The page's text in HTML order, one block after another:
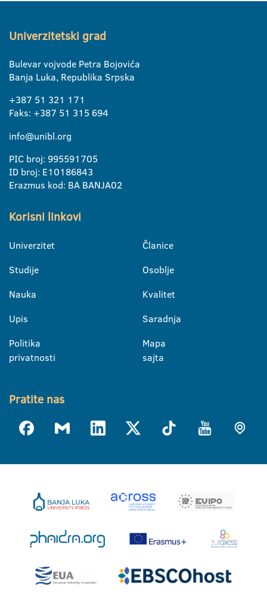
Univerzitetski grad
Bulevar vojvode Petra Bojovića
Banja Luka, Republika Srpska
+387 51 321 171
Faks: +387 51 315 694
info@unibl.org
PIC broj: 995591705
ID broj: E10186843
Erazmus kod: BA BANJA02
Korisni linkovi
Univerzitet
Studije
Nauka
Upis
Politika
privatnosti
Članice
Osoblje
Kvalitet
Saradnja
Mapa
sajta
Pratite nas